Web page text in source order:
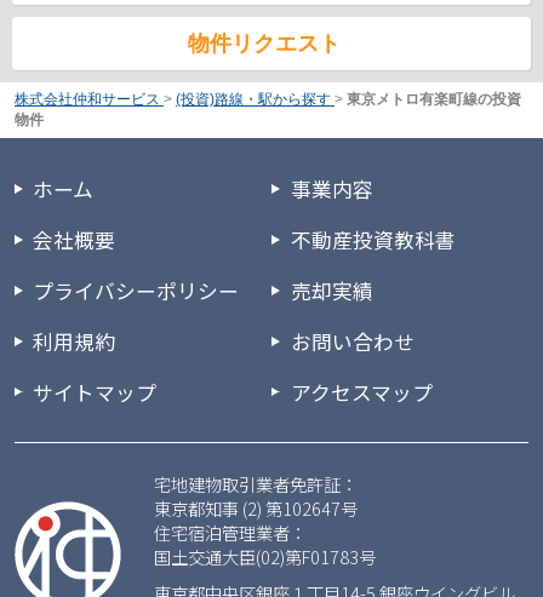
物件リクエスト
株式会社仲和サービス > (投資)路線・駅から探す > 東京メトロ有楽町線の投資
物件
ホーム
会社概要
プライバシーポリシー
利用規約
サイトマップ
事業内容
不動産投資教科書
売却実績
お問い合わせ
アクセスマップ
宅地建物取引業者免許証：
東京都知事 (2) 第102647号
住宅宿泊管理業者：
国土交通大臣(02)第F01783号